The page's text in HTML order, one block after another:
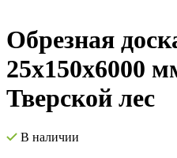
Обрезная
25x150x6000
Тверской лес
В наличии